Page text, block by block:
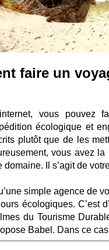
faire un
vous pouvez
écologique et
plutôt que de les
vous avez
domaine. Il s’agit de
simple agence de
écologiques. C’est
du Tourisme
Babel. Dans ce